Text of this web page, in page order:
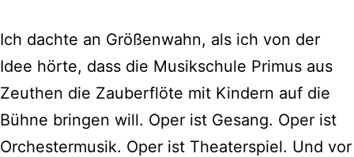
Ich dachte an Größenwahn, als ich von der
Idee hörte, dass die Musikschule Primus aus
Zeuthen die Zauberflöte mit Kindern auf die
Bühne bringen will. Oper ist Gesang. Oper ist
Orchestermusik. Oper ist Theaterspiel. Und vor